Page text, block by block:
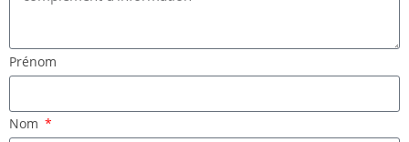
Prénom
Nom